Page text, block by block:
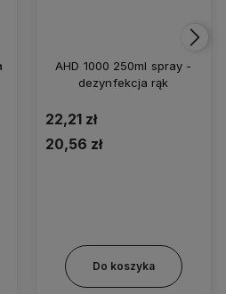
AHD 1000 250ml spray -
dezynfekcja rąk
22,21 zł
20,56 zł
Do koszyka